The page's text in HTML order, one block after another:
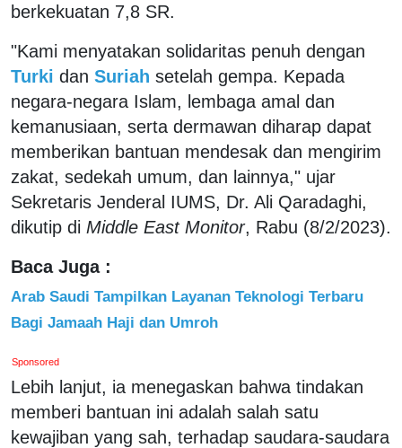
berkekuatan 7,8 SR.
"Kami menyatakan solidaritas penuh dengan
Turki dan Suriah setelah gempa. Kepada
negara-negara Islam, lembaga amal dan
kemanusiaan, serta dermawan diharap dapat
memberikan bantuan mendesak dan mengirim
zakat, sedekah umum, dan lainnya," ujar
Sekretaris Jenderal IUMS, Dr. Ali Qaradaghi,
dikutip di Middle East Monitor, Rabu (8/2/2023).
Baca Juga :
Arab Saudi Tampilkan Layanan Teknologi Terbaru
Bagi Jamaah Haji dan Umroh
Sponsored
Lebih lanjut, ia menegaskan bahwa tindakan
memberi bantuan ini adalah salah satu
kewajiban yang sah, terhadap saudara-saudara